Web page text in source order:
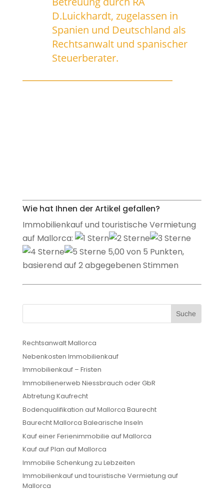
D.Luickhardt, zugelassen in
Spanien und Deutschland als
Rechtsanwalt und spanischer
Steuerberater.
Wie hat Ihnen der Artikel gefallen?
Immobilienkauf und touristische Vermietung
auf Mallorca:
5,00 von 5 Punkten,
basierend auf 2 abgegebenen Stimmen
Rechtsanwalt Mallorca
Nebenkosten Immobilienkauf
Immobilienkauf – Fristen
Immobilienerweb Niessbrauch oder GbR
Abtretung Kaufrecht
Bodenqualifikation auf Mallorca Baurecht
Baurecht Mallorca Balearische Inseln
Kauf einer Ferienimmobilie auf Mallorca
Kauf auf Plan auf Mallorca
Immobilie Schenkung zu Lebzeiten
Immobilienkauf und touristische Vermietung auf
Mallorca